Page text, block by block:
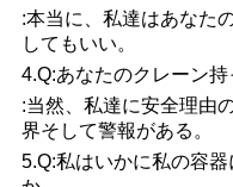
:本当に、私達はあなた
してもいい。
4.Q:あなたのクレーン持
:当然、私達に安全理由
界そして警報がある。
5.Q:私はいかに私の容